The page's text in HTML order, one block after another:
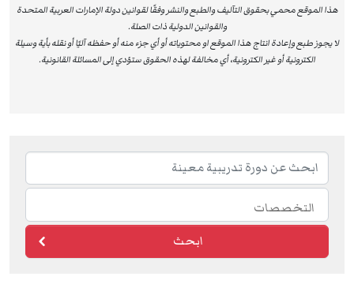
individuals in Asset Management globally. Attendance on
EuroMaTech’s Recognised Training Course will enable
participants to pursue the CAMA Certification with WPiAM.
هذا الموقع محمي بحقوق التآليف والطبع والنشر وفقًا لقوانين دولة الإمارات العربية المتحدة
والقوانين الدولية ذات الصلة.
لا يجوز طبع وإعادة انتاج هذا الموقع او محتوياته أو أي جزء منه أو حفظه آليًا أو نقله بأية وسيلة
الكترونية أو غير الكترونية، أي مخالفة لهذه الحقوق ستؤدي إلى المسائلة القانونية.
ابحث